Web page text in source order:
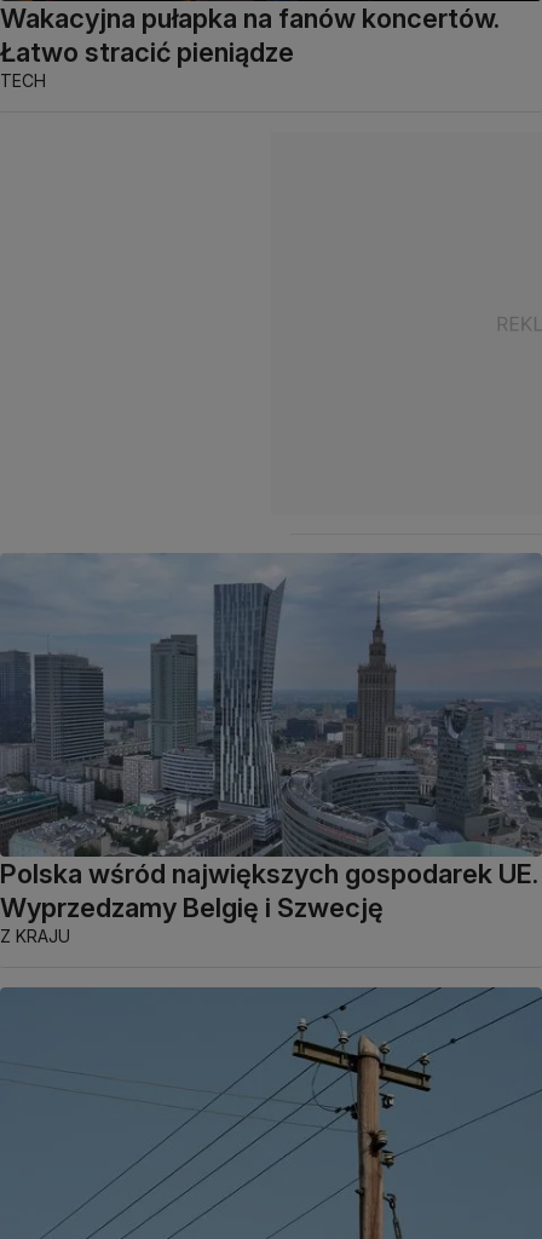
Wakacyjna pułapka na fanów koncertów.
Łatwo stracić pieniądze
TECH
Polska wśród największych gospodarek UE.
Wyprzedzamy Belgię i Szwecję
Z KRAJU